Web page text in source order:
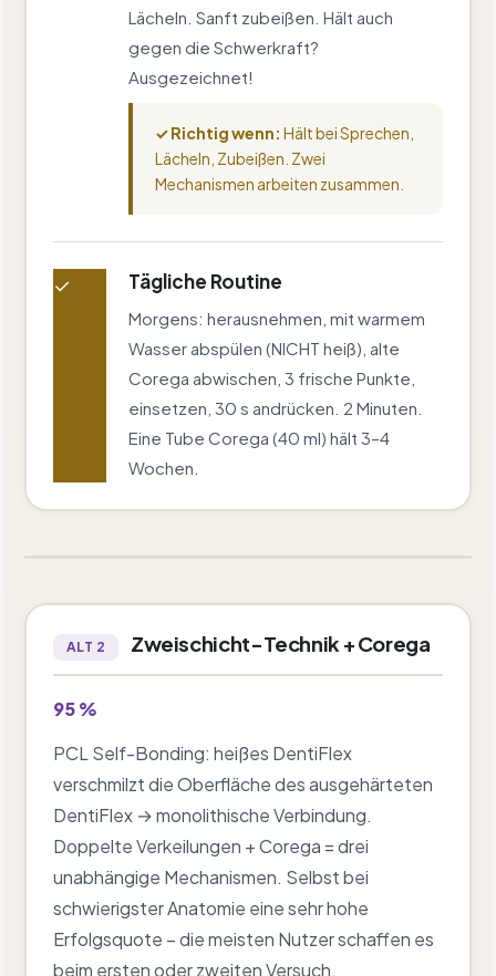
Lächeln. Sanft zubeißen. Hält auch
gegen die Schwerkraft?
Ausgezeichnet!
✓ Richtig wenn: Hält bei Sprechen,
Lächeln, Zubeißen. Zwei
Mechanismen arbeiten zusammen.
✓ Tägliche Routine
Morgens: herausnehmen, mit warmem
Wasser abspülen (NICHT heiß), alte
Corega abwischen, 3 frische Punkte,
einsetzen, 30 s andrücken. 2 Minuten.
Eine Tube Corega (40 ml) hält 3–4
Wochen.
ALT 2 Zweischicht-Technik + Corega
95 %
PCL Self-Bonding: heißes DentiFlex
verschmilzt die Oberfläche des ausgehärteten
DentiFlex → monolithische Verbindung.
Doppelte Verkeilungen + Corega = drei
unabhängige Mechanismen. Selbst bei
schwierigster Anatomie eine sehr hohe
Erfolgsquote – die meisten Nutzer schaffen es
beim ersten oder zweiten Versuch.